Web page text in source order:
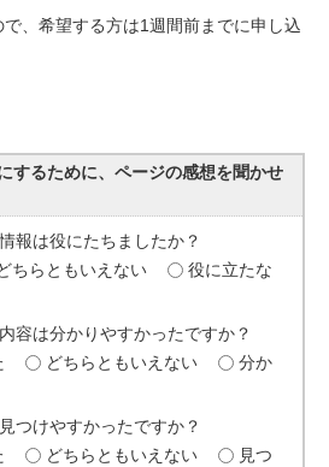
、希望する方は1週間前までに申し込
するために、ページの感想を聞かせ
報は役にたちましたか？
ちらともいえない
役に立たな
容は分かりやすかったですか？
どちらともいえない
分か
つけやすかったですか？
どちらともいえない
見つ